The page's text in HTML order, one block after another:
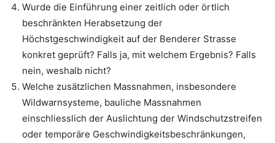
Wurde die Einführung einer zeitlich oder örtlich
beschränkten Herabsetzung der
Höchstgeschwindigkeit auf der Benderer Strasse
konkret geprüft? Falls ja, mit welchem Ergebnis? Falls
nein, weshalb nicht?
Welche zusätzlichen Massnahmen, insbesondere
Wildwarnsysteme, bauliche Massnahmen
einschliesslich der Auslichtung der Windschutzstreifen
oder temporäre Geschwindigkeitsbeschränkungen,